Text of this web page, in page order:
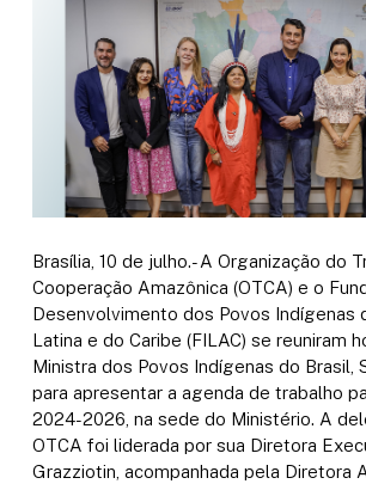
Brasília, 10 de julho.- A Organização do
Cooperação Amazônica (OTCA) e o
Desenvolvimento dos Povos Indígenas
Latina e do Caribe (FILAC) se reuniram
Ministra dos Povos Indígenas do Brasil,
para apresentar a agenda de trabalho
2024-2026, na sede do Ministério. A
OTCA foi liderada por sua Diretora
Grazziotin, acompanhada pela Diretora